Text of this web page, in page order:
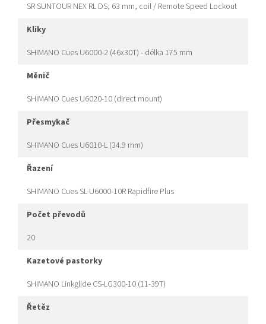
SR SUNTOUR NEX RL DS, 63 mm, coil / Remote Speed Lockout
kliky
SHIMANO Cues U6000-2 (46x30T) - délka 175 mm
měnič
SHIMANO Cues U6020-10 (direct mount)
přesmykač
SHIMANO Cues U6010-L (34.9 mm)
řazení
SHIMANO Cues SL-U6000-10R Rapidfire Plus
počet převodů
20
kazetové pastorky
SHIMANO Linkglide CS-LG300-10 (11-39T)
řetěz